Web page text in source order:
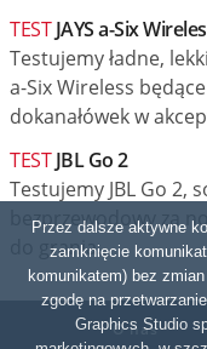
TESTJAYS a-Six
Testujemy ładne,
a-Six Wireless
dokanałówek w
TESTJBL Go 2
Testujemy JBL Go 2,
bezprzewodowy za
do grania...
O nas
Przez dalsze aktywne
zamknięcie
komunikatem) bez
zgodę na
Graphics Studio